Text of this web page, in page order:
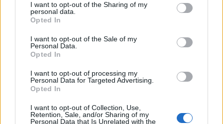
I want to opt-out of the Sharing of my
personal data.
Opted In
I want to opt-out of the Sale of my
Personal Data.
Opted In
I want to opt-out of processing my
Personal Data for Targeted Advertising.
Opted In
I want to opt-out of Collection, Use,
Retention, Sale, and/or Sharing of my
Personal Data that Is Unrelated with the
Zpravodajství
Obce nově získají body i za předcházení
vzniku odpadu